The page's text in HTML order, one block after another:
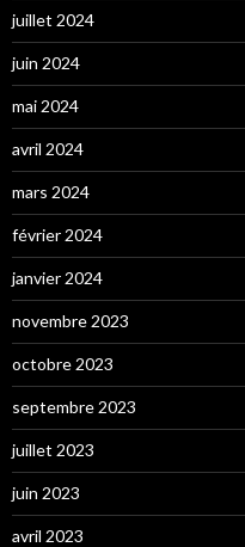
juillet 2024
juin 2024
mai 2024
avril 2024
mars 2024
février 2024
janvier 2024
novembre 2023
octobre 2023
septembre 2023
juillet 2023
juin 2023
avril 2023